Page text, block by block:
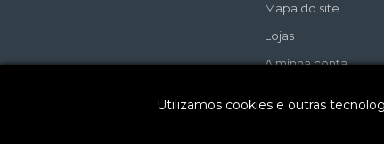
Mapa do site
Lojas
A minha conta
Utilizamos cookies e outras